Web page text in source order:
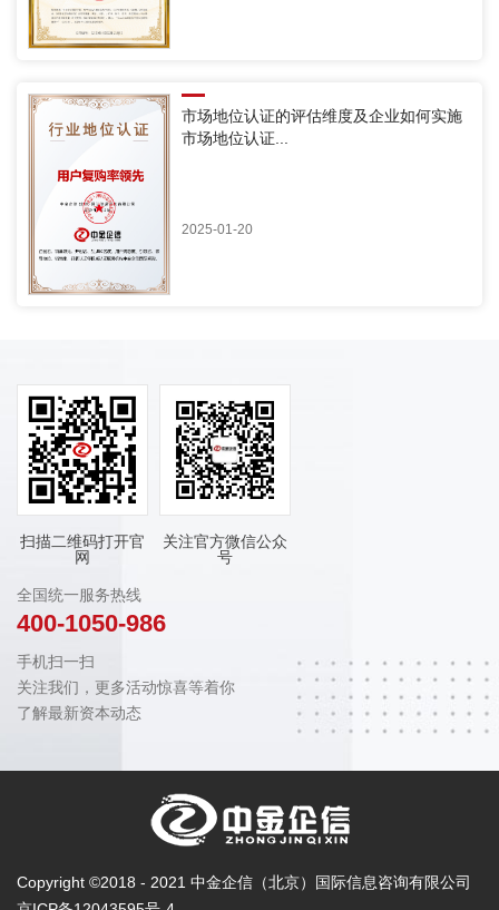
市场地位认证的评估维度及企业如何实施
市场地位认证...
2025-01-20
扫描二维码打开官
网
关注官方微信公众
号
全国统一服务热线
400-1050-986
手机扫一扫
关注我们，更多活动惊喜等着你
了解最新资本动态
Copyright ©2018 - 2021 中金企信（北京）国际信息咨询有限公司